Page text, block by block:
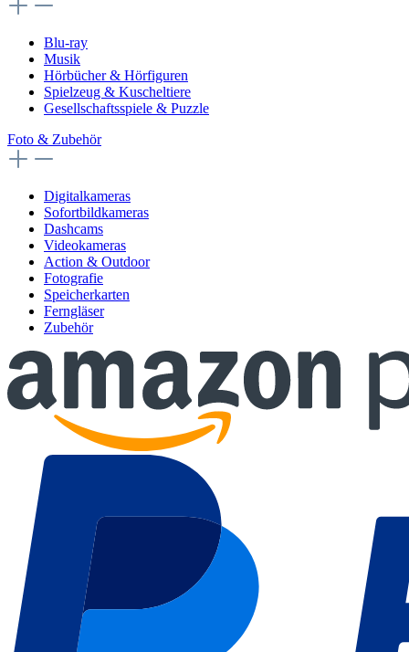
Blu-ray
Musik
Hörbücher & Hörfiguren
Spielzeug & Kuscheltiere
Gesellschaftsspiele & Puzzle
Foto & Zubehör
Digitalkameras
Sofortbildkameras
Dashcams
Videokameras
Action & Outdoor
Fotografie
Speicherkarten
Ferngläser
Zubehör